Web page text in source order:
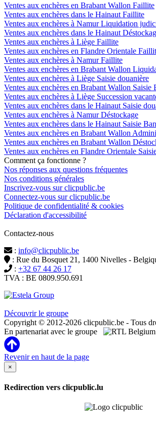
Ventes aux enchères en Brabant Wallon Faillite
Ventes aux enchères dans le Hainaut Faillite
Ventes aux enchères à Namur Liquidation
Ventes aux enchères dans le Hainaut
Ventes aux enchères à Liège Faillite
Ventes aux enchères en Flandre Orientale
Ventes aux enchères à Namur Faillite
Ventes aux enchères en Brabant Wallon
Ventes aux enchères à Liège Saisie douanière
Ventes aux enchères en Brabant Wallon Saisie
Ventes aux enchères à Liège Succession
Ventes aux enchères dans le Hainaut Saisie
Ventes aux enchères à Namur Déstockage
Ventes aux enchères dans le Hainaut Saisie
Ventes aux enchères en Brabant Wallon
Ventes aux enchères en Brabant Wallon
Ventes aux enchères en Flandre Orientale
Comment ça fonctionne ?
Nos réponses aux questions fréquentes
Nos conditions générales
Inscrivez-vous sur clicpublic.be
Connectez-vous sur clicpublic.be
Politique de confidentialité & cookies
Déclaration d'accessibilité
Contactez-nous
: info@clicpublic.be
: Rue du Bosquet 21, 1400 Nivelles -
: +32 67 44 26 17
TVA : BE 0809.950.691
Découvrir le groupe
Copyright © 2012-2026 clicpublic.be - Tous
En partenariat avec le groupe
Revenir en haut de la page
×
Redirection vers clicpublic.lu